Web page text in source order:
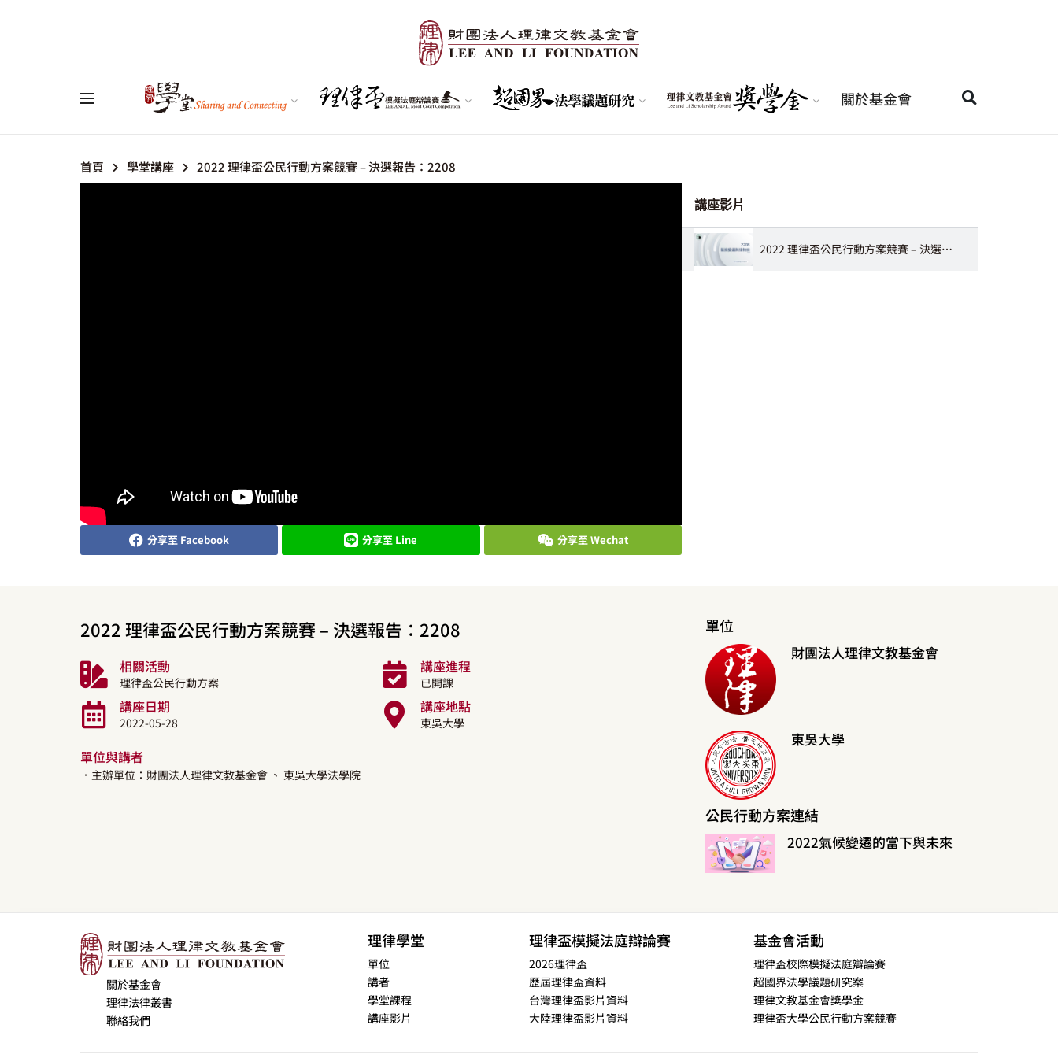
關於基金會
首頁 學堂講座 2022 理律盃公民行動方案競賽 – 決選報告：2208
講座影片
2022 理律盃公民行動方案競賽 – 決選報告：2208
分享至 Facebook 分享至 Line 分享至 Wechat
2022 理律盃公民行動方案競賽 – 決選報告：2208
相關活動
理律盃公民行動方案
講座進程
已開課
講座日期
2022-05-28
講座地點
東吳大學
單位與講者
．主辦單位：財團法人理律文教基金會 、 東吳大學法學院
單位
財團法人理律文教基金會
東吳大學
公民行動方案連結
2022氣候變遷的當下與未來
關於基金會
理律法律叢書
聯絡我們
理律學堂
單位
講者
學堂課程
講座影片
理律盃模擬法庭辯論賽
2026理律盃
歷屆理律盃資料
台灣理律盃影片資料
大陸理律盃影片資料
基金會活動
理律盃校際模擬法庭辯論賽
超國界法學議題研究案
理律文教基金會獎學金
理律盃大學公民行動方案競賽